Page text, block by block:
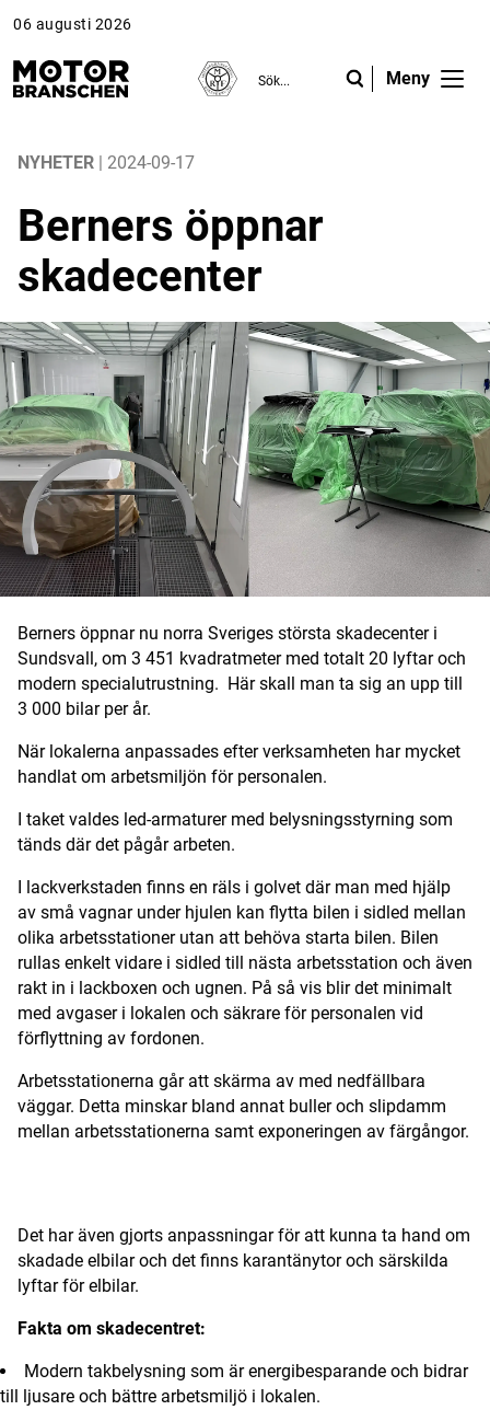
06 augusti 2026
Meny
Reportage
Fråga experterna
Platsbanken
Läs e-tidningen
Digital prenumeration
Annonsera
Om Motorbranschen
Kontakt
Det här är vi
Arbeta för oss
NYHETER | 2024-09-17
Berners öppnar
skadecenter
Berners öppnar nu norra Sveriges största skadecenter i
Sundsvall, om 3 451 kvadratmeter med totalt 20 lyftar och
modern specialutrustning. Här skall man ta sig an upp till
3 000 bilar per år.
När lokalerna anpassades efter verksamheten har mycket
handlat om arbetsmiljön för personalen.
I taket valdes led-armaturer med belysningsstyrning som
tänds där det pågår arbeten.
I lackverkstaden finns en räls i golvet där man med hjälp
av små vagnar under hjulen kan flytta bilen i sidled mellan
olika arbetsstationer utan att behöva starta bilen. Bilen
rullas enkelt vidare i sidled till nästa arbetsstation och även
rakt in i lackboxen och ugnen. På så vis blir det minimalt
med avgaser i lokalen och säkrare för personalen vid
förflyttning av fordonen.
Arbetsstationerna går att skärma av med nedfällbara
väggar. Detta minskar bland annat buller och slipdamm
mellan arbetsstationerna samt exponeringen av färgångor.
Det har även gjorts anpassningar för att kunna ta hand om
skadade elbilar och det finns karantänytor och särskilda
lyftar för elbilar.
Fakta om skadecentret:
Modern takbelysning som är energibesparande och bidrar
till ljusare och bättre arbetsmiljö i lokalen.